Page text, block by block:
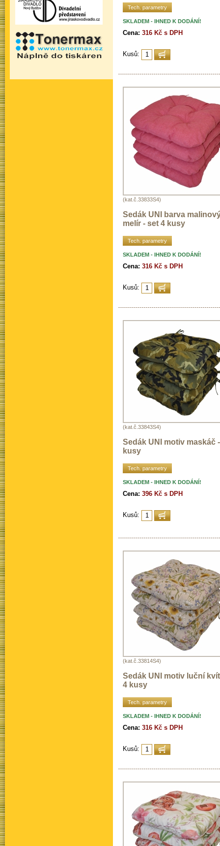
Tech. parametry
SKLADEM - IHNED K DODÁNÍ!
Cena: 316 Kč s DPH
Kusů:
(kat.č.33833S4)
Sedák UNI barva
melír - set 4 kusy
Tech. parametry
SKLADEM - IHNED K DODÁNÍ!
Cena: 316 Kč s DPH
Kusů:
(kat.č.33843S4)
Sedák UNI motiv maskáč
kusy
Tech. parametry
SKLADEM - IHNED K DODÁNÍ!
Cena: 396 Kč s DPH
Kusů:
(kat.č.33814S4)
Sedák UNI motiv luční
4 kusy
Tech. parametry
SKLADEM - IHNED K DODÁNÍ!
Cena: 316 Kč s DPH
Kusů: